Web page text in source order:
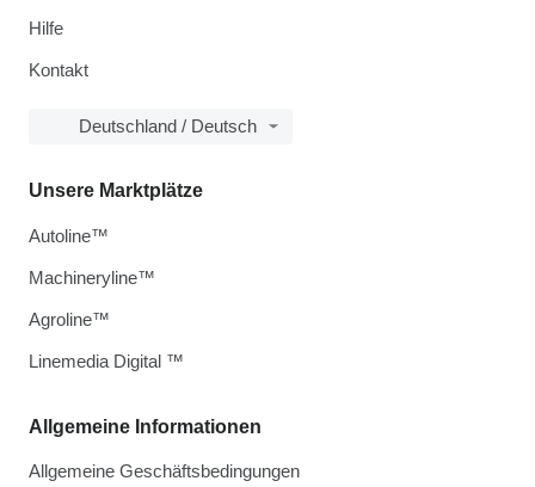
Hilfe
Kontakt
Deutschland / Deutsch
Allgemeine Informationen
Allgemeine Geschäftsbedingungen
Unsere Marktplätze
Autoline™
Machineryline™
Agroline™
Linemedia Digital ™